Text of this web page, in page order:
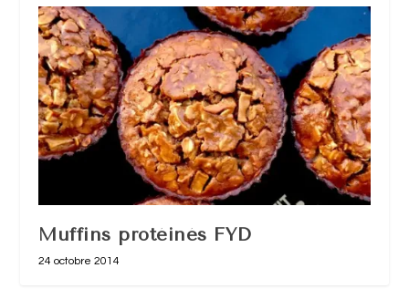
Muffins protéinés FYD
24 octobre 2014